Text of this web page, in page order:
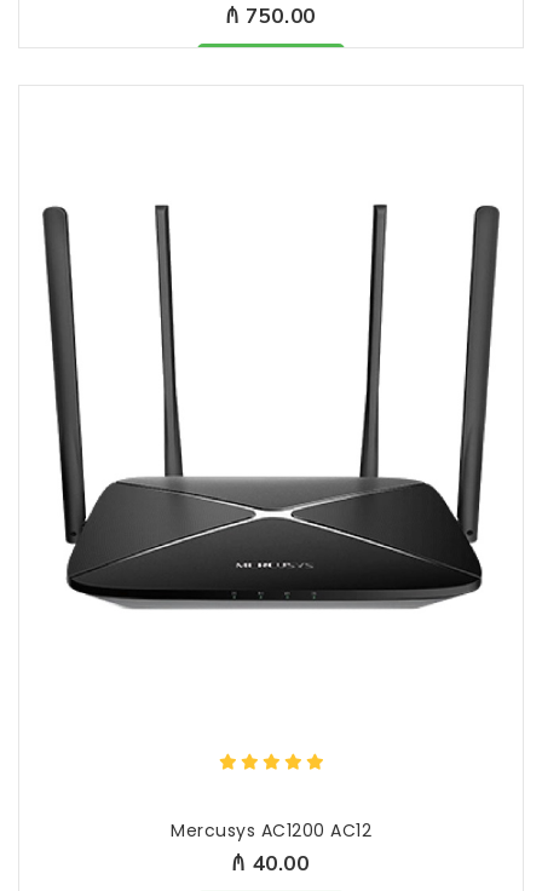
₼ 750.00
Məhsul mövcüddur
Mercusys AC1200 AC12
₼ 40.00